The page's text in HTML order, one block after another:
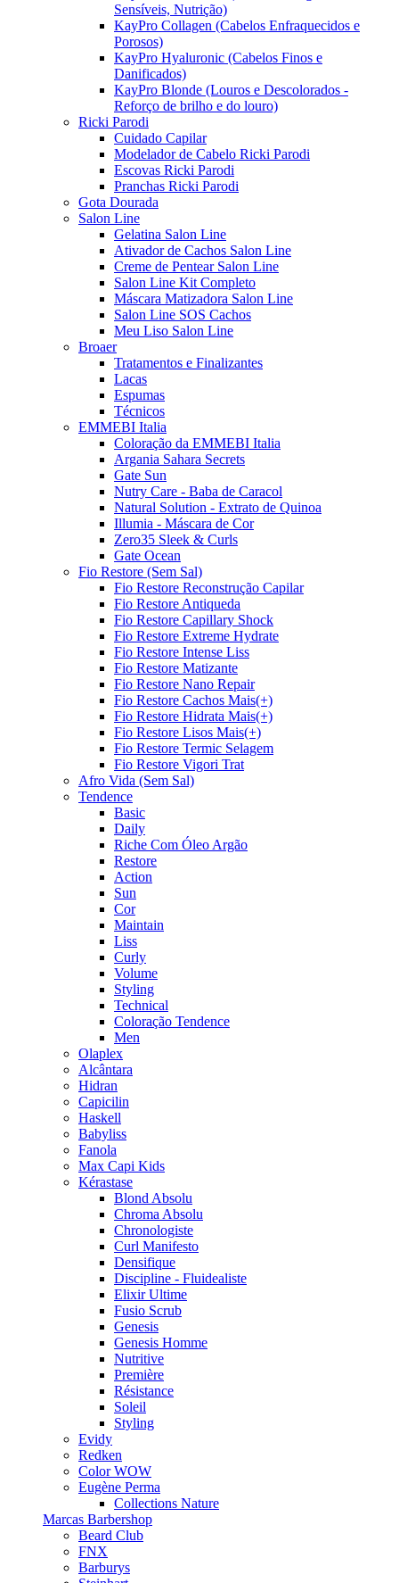
Sensíveis, Nutrição)
KayPro Collagen (Cabelos Enfraquecidos e
Porosos)
KayPro Hyaluronic (Cabelos Finos e
Danificados)
KayPro Blonde (Louros e Descolorados -
Reforço de brilho e do louro)
Ricki Parodi
Cuidado Capilar
Modelador de Cabelo Ricki Parodi
Escovas Ricki Parodi
Pranchas Ricki Parodi
Gota Dourada
Salon Line
Gelatina Salon Line
Ativador de Cachos Salon Line
Creme de Pentear Salon Line
Salon Line Kit Completo
Máscara Matizadora Salon Line
Salon Line SOS Cachos
Meu Liso Salon Line
Broaer
Tratamentos e Finalizantes
Lacas
Espumas
Técnicos
EMMEBI Italia
Coloração da EMMEBI Italia
Argania Sahara Secrets
Gate Sun
Nutry Care - Baba de Caracol
Natural Solution - Extrato de Quinoa
Illumia - Máscara de Cor
Zero35 Sleek & Curls
Gate Ocean
Fio Restore (Sem Sal)
Fio Restore Reconstrução Capilar
Fio Restore Antiqueda
Fio Restore Capillary Shock
Fio Restore Extreme Hydrate
Fio Restore Intense Liss
Fio Restore Matizante
Fio Restore Nano Repair
Fio Restore Cachos Mais(+)
Fio Restore Hidrata Mais(+)
Fio Restore Lisos Mais(+)
Fio Restore Termic Selagem
Fio Restore Vigori Trat
Afro Vida (Sem Sal)
Tendence
Basic
Daily
Riche Com Óleo Argão
Restore
Action
Sun
Cor
Maintain
Liss
Curly
Volume
Styling
Technical
Coloração Tendence
Men
Olaplex
Alcântara
Hidran
Capicilin
Haskell
Babyliss
Fanola
Max Capi Kids
Kérastase
Blond Absolu
Chroma Absolu
Chronologiste
Curl Manifesto
Densifique
Discipline - Fluidealiste
Elixir Ultime
Fusio Scrub
Genesis
Genesis Homme
Nutritive
Première
Résistance
Soleil
Styling
Evidy
Redken
Color WOW
Eugène Perma
Collections Nature
Marcas Barbershop
Beard Club
FNX
Barburys